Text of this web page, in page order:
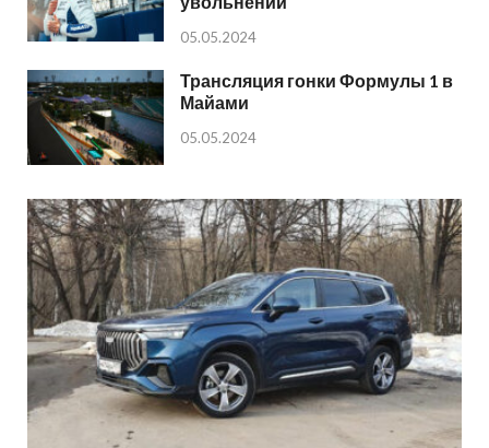
05.05.2024
Трансляция гонки Формулы 1 в
Майами
05.05.2024